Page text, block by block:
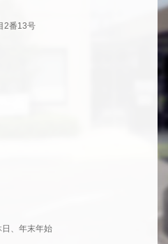
2番13号
、年末年始